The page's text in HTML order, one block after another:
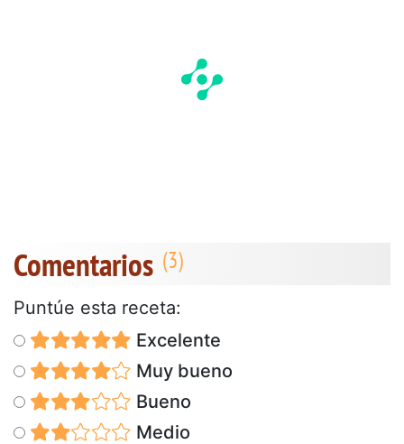
Comentarios
Puntúe esta receta:
Excelente
Muy bueno
Bueno
Medio